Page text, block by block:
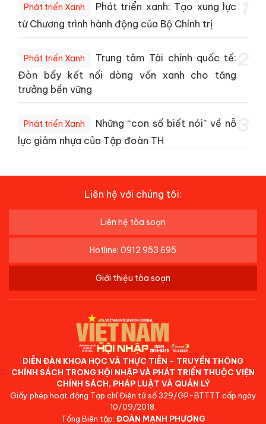
Phát triển Xanh
Phát triển xanh: Tạo xung lực
từ Chương trình hành động của Bộ Chính trị
Phát triển Xanh
Trung tâm Tài chính quốc tế:
Đòn bẩy kết nối dòng vốn xanh cho tăng
trưởng bền vững
Phát triển Xanh
Những “con số biết nói” về nỗ
lực giảm nhựa của Tập đoàn TH
Liên hệ với chúng tôi:
Liên hệ tòa soạn
Hotline: 0912 953 695
Giới thiệu tòa soạn
DIỄN ĐÀN KHOA HỌC VÀ THỰC TIỄN - TRUYỀN THÔNG
CHÍNH SÁCH TRONG HỘI NHẬP VÀ PHÁT TRIỂN THUỘC VIỆN
CHÍNH SÁCH, PHÁP LUẬT VÀ QUẢN LÝ
Giấy phép hoạt động Tạp chí Điện tử số 329/GP-BTTTT cấp ngày
10/09/2018.
Tổng Biên tập: ĐOÀN MẠNH PHƯƠNG